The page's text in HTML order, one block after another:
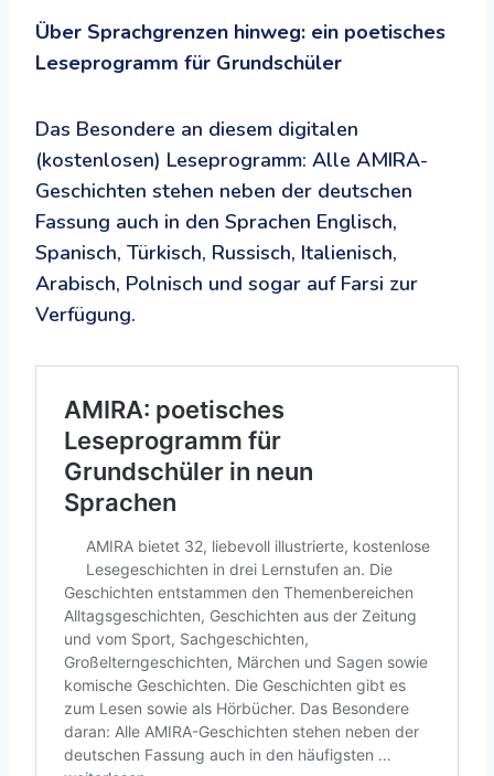
Über Sprachgrenzen hinweg: ein poetisches
Leseprogramm für Grundschüler
Das Besondere an diesem digitalen
(kostenlosen) Leseprogramm: Alle AMIRA-
Geschichten stehen neben der deutschen
Fassung auch in den Sprachen Englisch,
Spanisch, Türkisch, Russisch, Italienisch,
Arabisch, Polnisch und sogar auf Farsi zur
Verfügung.